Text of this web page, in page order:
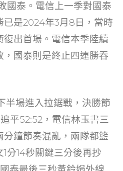
國泰。電信上一季對國泰
已是2024年3月8日，當時
出首場。電信本季陸續
國泰則是終止四連勝吞
半場進入拉鋸戰，決勝節
平52:52，電信林玉書三
鐘節奏混亂，兩隊都籃
分14秒關鍵三分後再抄